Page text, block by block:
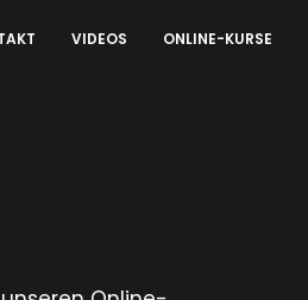
VIDEOS ONLINE-KURSE